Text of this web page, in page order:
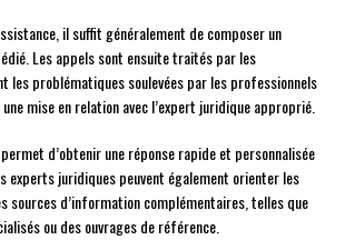
il suffit généralement de composer un
Les appels sont ensuite traités par les
les problématiques soulevées par les professionnels
mise en relation avec l’expert juridique approprié.
d’obtenir une réponse rapide et personnalisée
experts juridiques peuvent également orienter les
sources d’information complémentaires, telles que
ou des ouvrages de référence.